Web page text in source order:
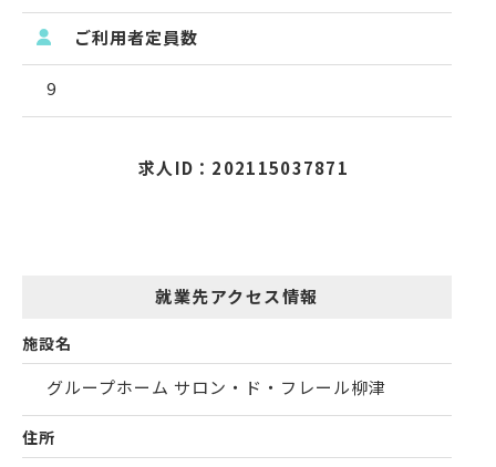
ご利用者定員数
9
求人ID：202115037871
就業先アクセス情報
施設名
グループホーム サロン・ド・フレール柳津
住所